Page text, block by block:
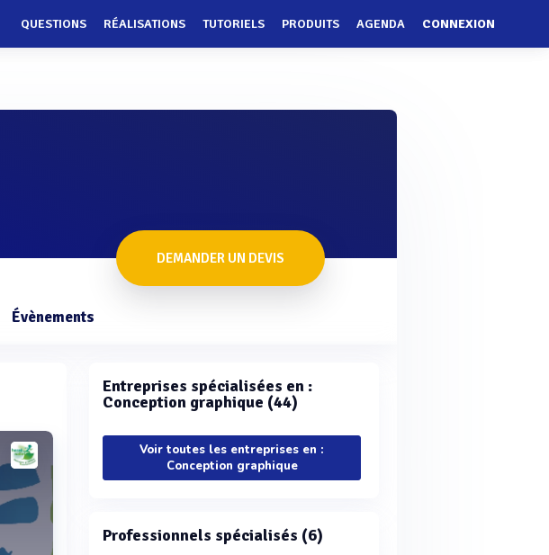
QUESTIONS RÉALISATIONS TUTORIELS PRODUITS AGENDA CONNEXION
DEMANDER UN DEVIS
Évènements
Entreprises spécialisées en :
Conception graphique (44)
Voir toutes les entreprises en :
Conception graphique
Professionnels spécialisés (6)